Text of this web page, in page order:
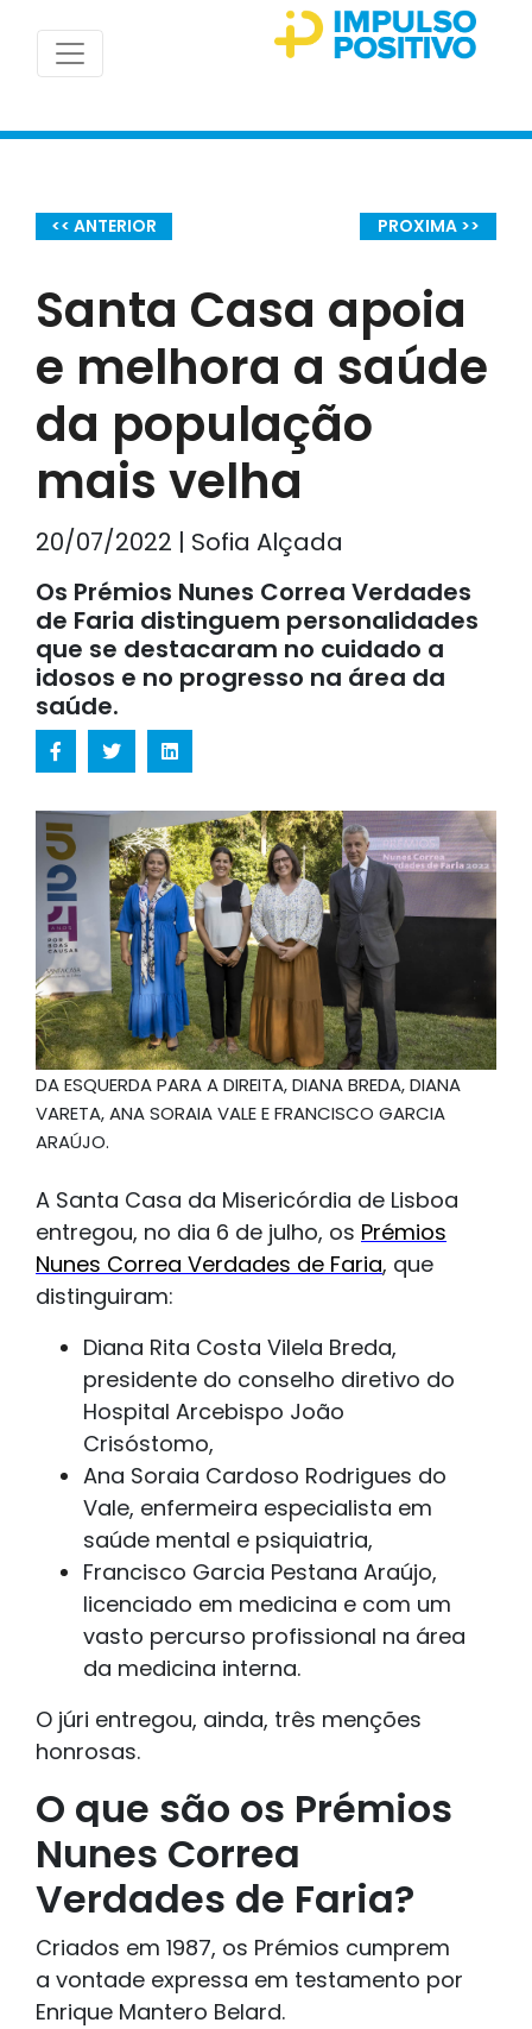
<< ANTERIOR PROXIMA >>
Santa Casa apoia
e melhora a saúde
da população
mais velha
20/07/2022 | Sofia Alçada
Os Prémios Nunes Correa Verdades
de Faria distinguem personalidades
que se destacaram no cuidado a
idosos e no progresso na área da
saúde.
DA ESQUERDA PARA A DIREITA, DIANA BREDA, DIANA
VARETA, ANA SORAIA VALE E FRANCISCO GARCIA
ARAÚJO.
A Santa Casa da Misericórdia de Lisboa
entregou, no dia 6 de julho, os Prémios
Nunes Correa Verdades de Faria, que
distinguiram:
Diana Rita Costa Vilela Breda,
presidente do conselho diretivo do
Hospital Arcebispo João
Crisóstomo,
Ana Soraia Cardoso Rodrigues do
Vale, enfermeira especialista em
saúde mental e psiquiatria,
Francisco Garcia Pestana Araújo,
licenciado em medicina e com um
vasto percurso profissional na área
da medicina interna.
O júri entregou, ainda, três menções
honrosas.
O que são os Prémios
Nunes Correa
Verdades de Faria?
Criados em 1987, os Prémios cumprem
a vontade expressa em testamento por
Enrique Mantero Belard.